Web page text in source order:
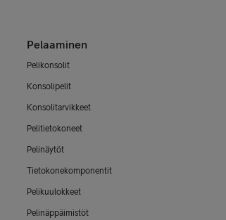
Pelaaminen
Pelikonsolit
Konsolipelit
Konsolitarvikkeet
Pelitietokoneet
Pelinäytöt
Tietokonekomponentit
Pelikuulokkeet
Pelinäppäimistöt